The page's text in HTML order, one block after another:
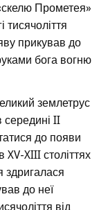
Прометея»
прикував до
бога вогню
землетрус
середині II
до появи
XIII століттях
здригалася
до неї
від